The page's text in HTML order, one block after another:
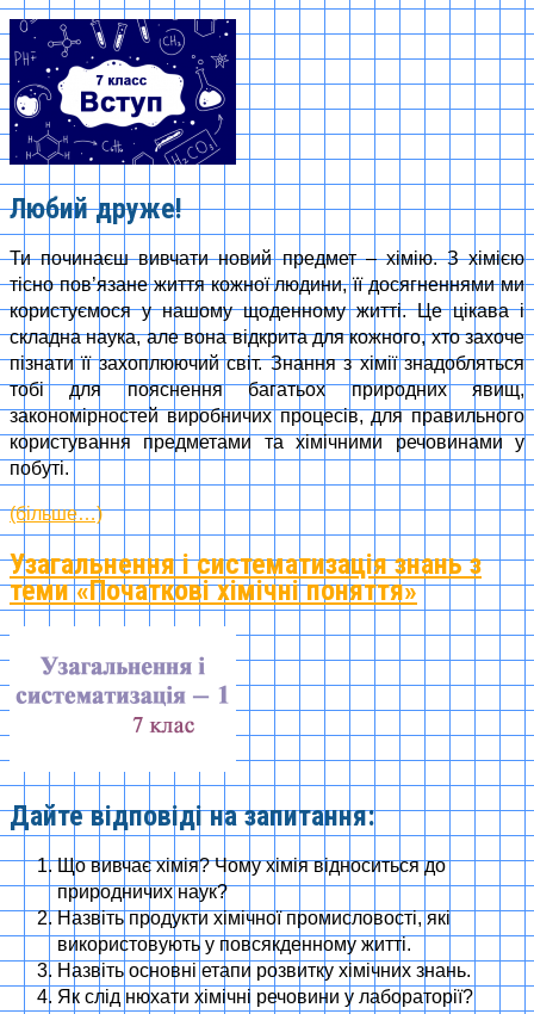
Любий друже!
Ти починаєш вивчати новий предмет – хімію. З хімією
тісно пов’язане життя кожної людини, її досягненнями ми
користуємося у нашому щоденному житті. Це цікава і
складна наука, але вона відкрита для кожного, хто захоче
пізнати її захоплюючий світ. Знання з хімії знадобляться
тобі для пояснення багатьох природних явищ,
закономірностей виробничих процесів, для правильного
користування предметами та хімічними речовинами у
побуті.
(більше…)
Узагальнення і систематизація знань з
теми «Початкові хімічні поняття»
Дайте відповіді на запитання:
Що вивчає хімія? Чому хімія відноситься до
природничих наук?
Назвіть продукти хімічної промисловості, які
використовують у повсякденному житті.
Назвіть основні етапи розвитку хімічних знань.
Як слід нюхати хімічні речовини у лабораторії?